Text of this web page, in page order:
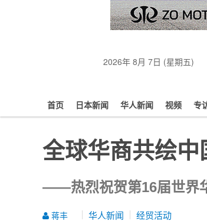
2026年 8月 7日 (星期五)
首页 日本新闻 华人新闻 视频 专
全球华商共绘中
——热烈祝贺第16届世界
蒋丰 华人新闻 经贸活动